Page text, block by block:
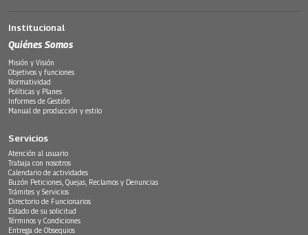
Institucional
Quiénes Somos
Misión y Visión
Objetivos y funciones
Normatividad
Políticas y Planes
Informes de Gestión
Manual de producción y estilo
Servicios
Atención al usuario
Trabaja con nosotros
Calendario de actividades
Buzón Peticiones, Quejas, Reclamos y Denuncias
Trámites y Servicios
Directorio de Funcionarios
Estado de su solicitud
Términos y Condiciones
Entrega de Obsequios